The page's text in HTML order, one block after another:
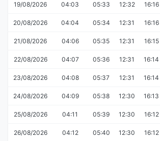
19/08/2026 04:03 05:33 12:32 16:16
20/08/2026 04:04 05:34 12:31 16:16
21/08/2026 04:06 05:35 12:31 16:15
22/08/2026 04:07 05:36 12:31 16:14
23/08/2026 04:08 05:37 12:31 16:14
24/08/2026 04:09 05:38 12:30 16:13
25/08/2026 04:11 05:39 12:30 16:12
26/08/2026 04:12 05:40 12:30 16:12